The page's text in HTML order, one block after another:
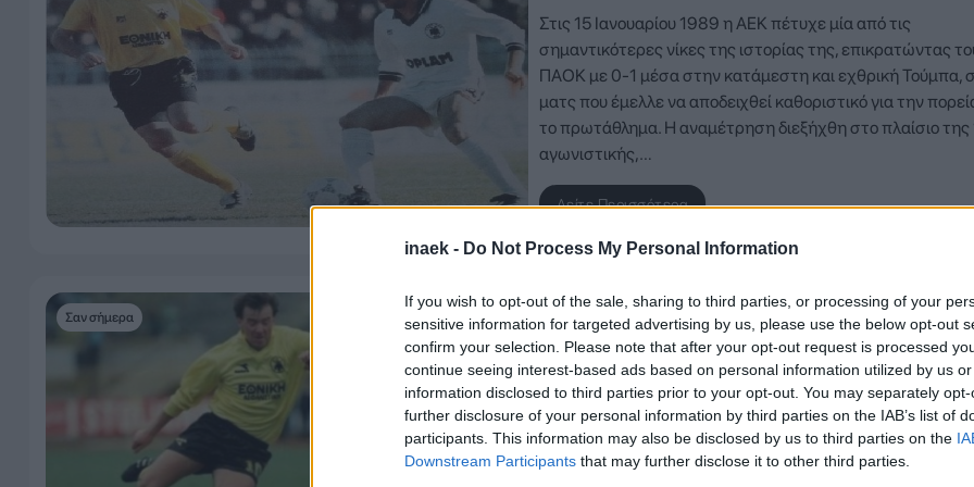
inaek - Do Not Process My Personal Information
If you wish to opt-out of the sale, sharing to third parties, or processing of your
sensitive information for targeted advertising by us, please use the below opt-out
confirm your selection. Please note that after your opt-out request is processed
continue seeing interest-based ads based on personal information utilized by us
information disclosed to third parties prior to your opt-out. You may separately
further disclosure of your personal information by third parties on the IAB’s list of
participants. This information may also be disclosed by us to third parties on the
Downstream Participants that may further disclose it to other third parties.
Στις 15 Ιανουαρίου 1989 η ΑΕΚ πέτυχε μία από τις
σημαντικότερες νίκες της ιστορίας της, επικρατώντας
ΠΑΟΚ με 0-1 μέσα στην κατάμεστη και εχθρική Τούμπα,
ματς που έμελλε να αποδειχθεί καθοριστικό για την
το πρωτάθλημα. Η αναμέτρηση διεξήχθη στο πλαίσιο της
αγωνιστικής,…
Δείτε Περισσότερα
Σαν σήμερα
10 Δεκεμβρίου 2025, 08:40
Σαν σήμερα 10/12: Το ιστορικό 8-0
στην Ξάνθη
Στις 10 Δεκεμβρίου 1989, για τη 13η αγωνιστική της Α΄
η ΑΕΚ υποδέχθηκε την Ξάνθη στη Νέα Φιλαδέλφεια και
πραγματοποίησε μία από τις πιο εντυπωσιακές της